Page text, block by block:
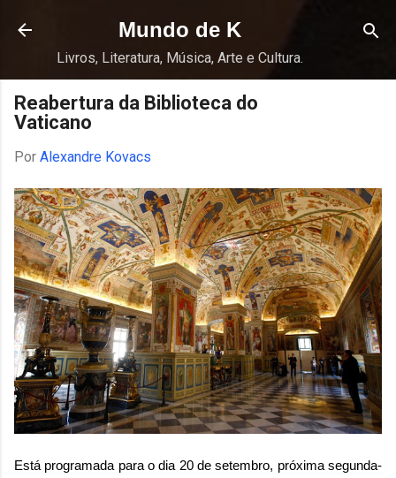
Pular para o conteúdo principal
Mundo de K
Livros, Literatura, Música, Arte e Cultura.
Reabertura da Biblioteca do
Vaticano
Por Alexandre Kovacs
Está programada para o dia 20 de setembro, próxima segunda-